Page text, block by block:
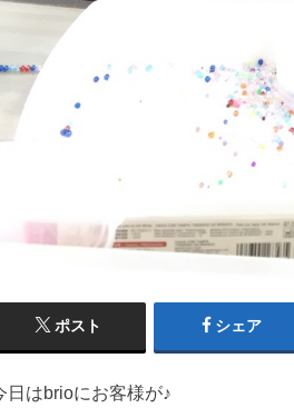
ポスト シェア
日はbrioにお客様が♪